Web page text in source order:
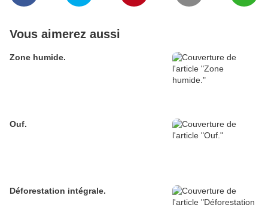
Vous aimerez aussi
Zone humide.
Ouf.
Déforestation intégrale.